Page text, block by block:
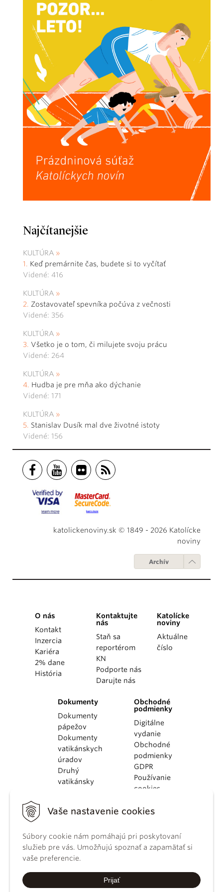
Vaše nastavenie cookies
Súbory cookie nám pomáhajú pri poskytovaní
služieb pre vás. Umožňujú spoznať a zapamätať si
vaše preferencie.
Prijať
Najčítanejšie
KULTÚRA
Keď premárnite čas, budete si to vyčítať
Videné: 416
KULTÚRA
Zostavovateľ spevníka počúva z večnosti
Videné: 356
KULTÚRA
Všetko je o tom, či milujete svoju prácu
Videné: 264
KULTÚRA
Hudba je pre mňa ako dýchanie
Videné: 171
KULTÚRA
Stanislav Dusík mal dve životné istoty
Videné: 156
katolickenoviny.sk © 1849 - 2026 Katolícke
noviny
Archív
O nás
Kontakt
Inzercia
Kariéra
2% dane
História
Kontaktujte
nás
Staň sa
reportérom
KN
Podporte nás
Darujte nás
Katolícke
noviny
Aktuálne
číslo
Dokumenty
Dokumenty
pápežov
Dokumenty
vatikánskych
úradov
Druhý
vatikánsky
KBS
kánonického
práva
Katechizmus
Obchodné
podmienky
Digitálne
vydanie
Obchodné
podmienky
GDPR
Používanie
cookies